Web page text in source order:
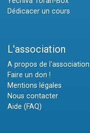
Dédicacer un cours
L'association
A propos de l'association
Faire un don !
Mentions légales
Nous contacter
Aide (FAQ)